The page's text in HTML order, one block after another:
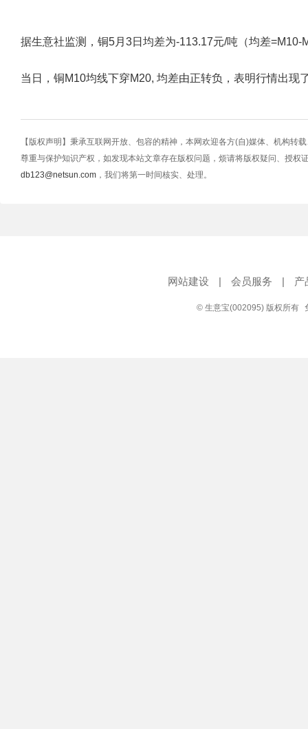
据生意社监测，铜5月3日均差为-113.17元/吨（均差=M10-
当日，铜M10均线下穿M20, 均差由正转负，表明行情出现
【版权声明】秉承互联网开放、包容的精神，本网欢迎各方(自)媒体、机构转
尊重与保护知识产权，如发现本站文章存在版权问题，烦请将版权疑问、授权
db123@netsun.com ，我们将第一时间核实、处理。
网站建设 | 会员服务 | 产
© 生意宝(002095) 版权所有